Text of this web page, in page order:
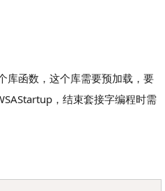
库函数，这个库需要预加载，要
，结束套接字编程时需